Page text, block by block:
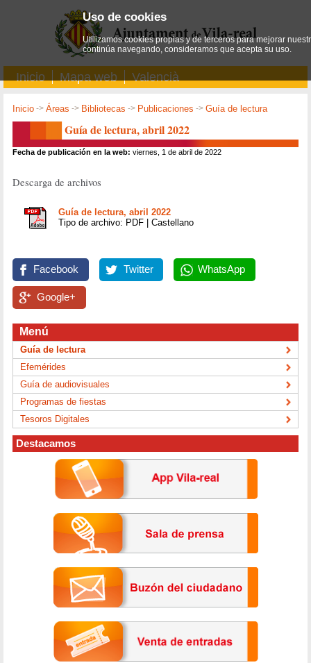
Inicio Mapa web Valencià
Inicio ->Áreas -> Bibliotecas -> Publicaciones ->Guía de lectura
Guía de lectura, abril 2022
Fecha de publicación en la web: viernes, 1 de abril de 2022
Descarga de archivos
Guía de lectura, abril 2022
Tipo de archivo: PDF | Castellano
Facebook Twitter WhatsApp
Google+
Menú
Guía de lectura
Efemérides
Guía de audiovisuales
Programas de fiestas
Tesoros Digitales
Destacamos
Uso de cookies
Utilizamos cookies propias y de terceros para mejorar
continúa navegando, consideramos que acepta su uso.